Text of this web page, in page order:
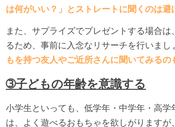
は何がいい？」とストレートに聞くのは避
また、サプライズでプレゼントする場合
るため、事前に入念なリサーチを行いまし
もを持つ友人やご近所さんに聞いてみるの
➂子どもの年齢を意識する
小学生といっても、低学年・中学年・高
は、よく遊べるおもちゃを欲しがりますが、